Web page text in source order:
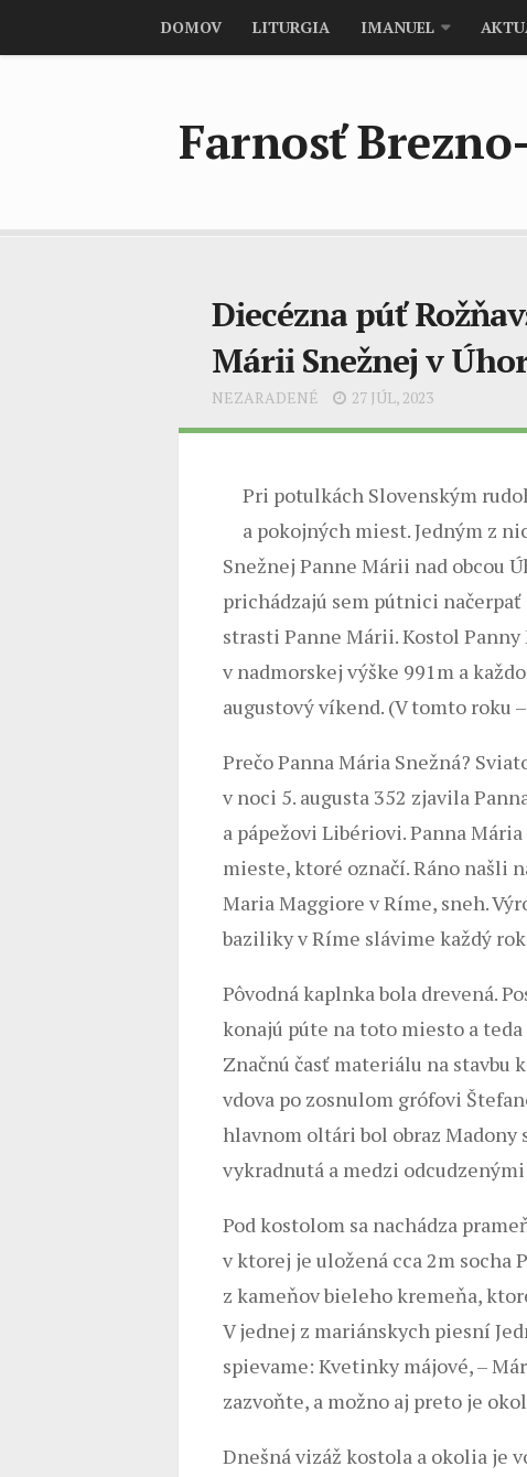
DOMOV LITURGIA IMANUEL
Farnosť
Diecézna púť
Márii Snežnej v
NEZARADENÉ 27 JÚL, 2023
Pri potulkách Slovenským
a pokojných miest. Jedným z
Snežnej Panne Márii nad obcou
prichádzajú sem pútnici
strasti Panne Márii. Kostol
v nadmorskej výške 991m a
augustový víkend. (V tomto roku –
Prečo Panna Mária Snežná?
v noci 5. augusta 352 zjavila
a pápežovi Libériovi. Panna
mieste, ktoré označí. Ráno našli
Maria Maggiore v Ríme, sneh.
baziliky v Ríme slávime každý rok
Pôvodná kaplnka bola drevená.
konajú púte na toto miesto a
Značnú časť materiálu na stavbu
vdova po zosnulom grófovi
hlavnom oltári bol obraz Madony
vykradnutá a medzi
Pod kostolom sa nachádza
v ktorej je uložená cca 2m socha
z kameňov bieleho kremeňa,
V jednej z mariánskych piesní
spievame: Kvetinky májové, –
zazvoňte, a možno aj preto je
Dnešná vizáž kostola a okolia je